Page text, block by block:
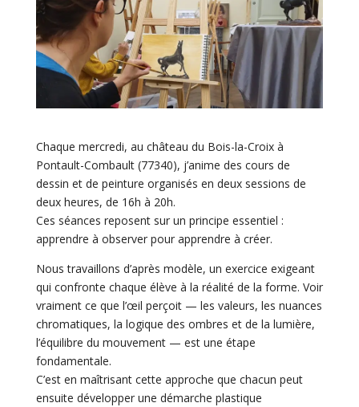
Chaque mercredi, au château du Bois-la-Croix à
Pontault-Combault (77340), j’anime des cours de
dessin et de peinture organisés en deux sessions de
deux heures, de 16h à 20h.
Ces séances reposent sur un principe essentiel :
apprendre à observer pour apprendre à créer.
Nous travaillons d’après modèle, un exercice exigeant
qui confronte chaque élève à la réalité de la forme. Voir
vraiment ce que l’œil perçoit — les valeurs, les nuances
chromatiques, la logique des ombres et de la lumière,
l’équilibre du mouvement — est une étape
fondamentale.
C’est en maîtrisant cette approche que chacun peut
ensuite développer une démarche plastique